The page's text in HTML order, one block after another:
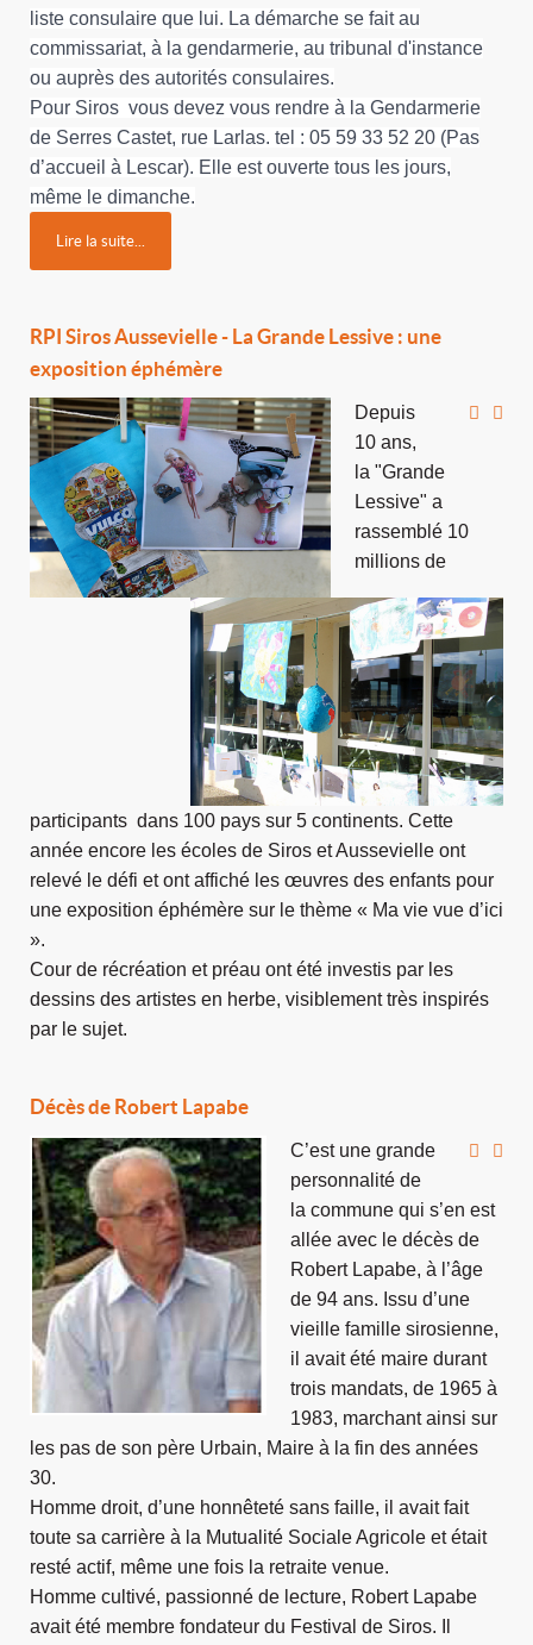
liste consulaire que lui. La démarche se fait au
commissariat, à la gendarmerie, au tribunal d'instance
ou auprès des autorités consulaires.
Pour Siros vous devez vous rendre à la Gendarmerie
de Serres Castet, rue Larlas. tel : 05 59 33 52 20 (Pas
d’accueil à Lescar). Elle est ouverte tous les jours,
même le dimanche.
Lire la suite...
RPI Siros Aussevielle - La Grande Lessive : une
exposition éphémère
Depuis
10 ans,
la "Grande
Lessive" a
rassemblé 10
millions de
participants dans 100 pays sur 5 continents. Cette
année encore les écoles de Siros et Aussevielle ont
relevé le défi et ont affiché les œuvres des enfants pour
une exposition éphémère sur le thème « Ma vie vue d’ici
».
Cour de récréation et préau ont été investis par les
dessins des artistes en herbe, visiblement très inspirés
par le sujet.
Décès de Robert Lapabe
C’est une grande
personnalité de
la commune qui s’en est
allée avec le décès de
Robert Lapabe, à l’âge
de 94 ans. Issu d’une
vieille famille sirosienne,
il avait été maire durant
trois mandats, de 1965 à
1983, marchant ainsi sur
les pas de son père Urbain, Maire à la fin des années
30.
Homme droit, d’une honnêteté sans faille, il avait fait
toute sa carrière à la Mutualité Sociale Agricole et était
resté actif, même une fois la retraite venue.
Homme cultivé, passionné de lecture, Robert Lapabe
avait été membre fondateur du Festival de Siros. Il